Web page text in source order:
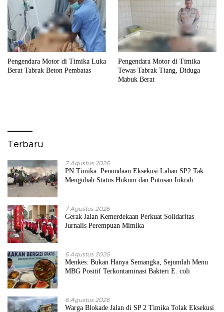
Pengendara Motor di Timika Luka
Berat Tabrak Beton Pembatas
Pengendara Motor di Timika
Tewas Tabrak Tiang, Diduga
Mabuk Berat
Terbaru
7 Agustus 2026
PN Timika: Penundaan Eksekusi Lahan SP2 Tak
Mengubah Status Hukum dan Putusan Inkrah
7 Agustus 2026
Gerak Jalan Kemerdekaan Perkuat Solidaritas
Jurnalis Perempuan Mimika
6 Agustus 2026
Menkes: Bukan Hanya Semangka, Sejumlah Menu
MBG Positif Terkontaminasi Bakteri E. coli
6 Agustus 2026
Warga Blokade Jalan di SP 2 Timika Tolak Eksekusi